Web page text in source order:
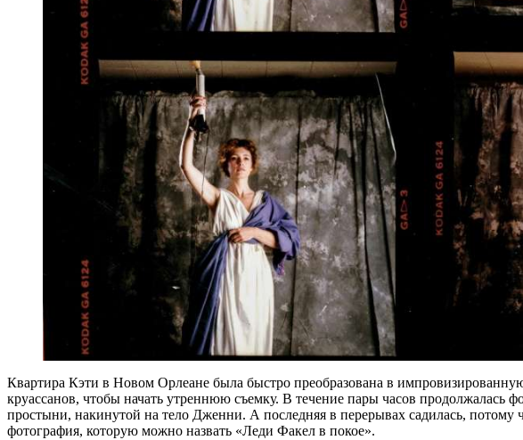
Квартира Кэти в Новом Орлеане была быстро преобразована в
круассанов, чтобы начать утреннюю съемку. В течение пары часов
простыни, накинутой на тело Дженни. А последняя в перерывах садилась, потому
фотография, которую можно назвать «Леди Факел в покое».